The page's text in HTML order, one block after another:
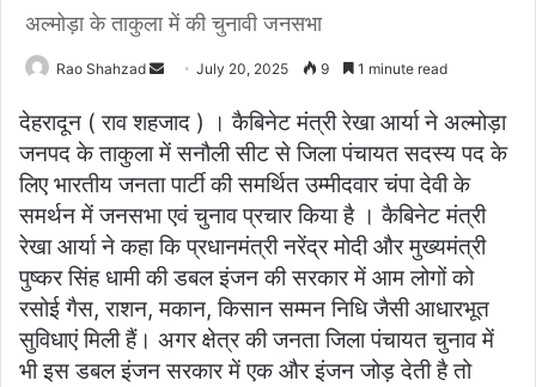
अल्मोड़ा के ताकुला में की चुनावी जनसभा
Rao Shahzad
Send
email
July 20, 2025 9 1 minute read
देहरादून ( राव शहजाद ) । कैबिनेट मंत्री रेखा आर्या ने अल्मोड़ा
जनपद के ताकुला में सनौली सीट से जिला पंचायत सदस्य पद के
लिए भारतीय जनता पार्टी की समर्थित उम्मीदवार चंपा देवी के
समर्थन में जनसभा एवं चुनाव प्रचार किया है । कैबिनेट मंत्री
रेखा आर्या ने कहा कि प्रधानमंत्री नरेंद्र मोदी और मुख्यमंत्री
पुष्कर सिंह धामी की डबल इंजन की सरकार में आम लोगों को
रसोई गैस, राशन, मकान, किसान सम्मन निधि जैसी आधारभूत
सुविधाएं मिली हैं। अगर क्षेत्र की जनता जिला पंचायत चुनाव में
भी इस डबल इंजन सरकार में एक और इंजन जोड़ देती है तो